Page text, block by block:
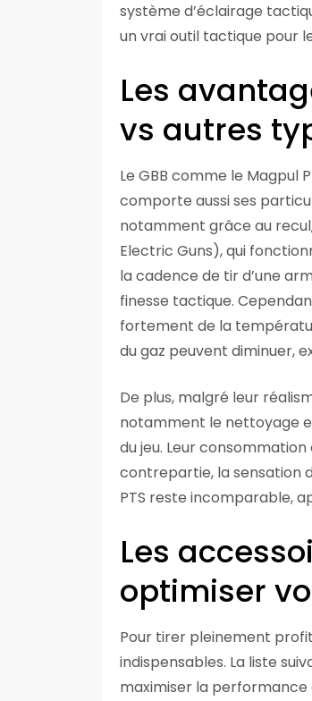
système d’éclairage
un vrai outil tactique pour
Les
vs autres
Le GBB comme le Magpul
comporte aussi ses
notamment grâce au
Electric Guns), qui
la cadence de tir d’une
finesse tactique.
fortement de la
du gaz peuvent diminuer,
De plus, malgré leur
notamment le nettoyage
du jeu. Leur
contrepartie, la sensation
PTS reste incomparable,
Les
optimiser
Pour tirer pleinement
indispensables. La liste
maximiser la performance